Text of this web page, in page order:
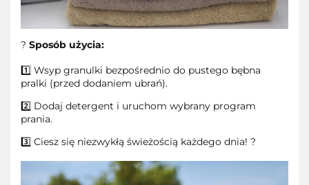
? Sposób użycia:
1️⃣ Wsyp granulki bezpośrednio do pustego bębna
pralki (przed dodaniem ubrań).
2️⃣ Dodaj detergent i uruchom wybrany program
prania.
3️⃣ Ciesz się niezwykłą świeżością każdego dnia! ?